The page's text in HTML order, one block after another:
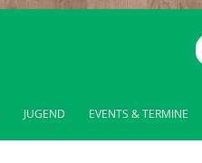
JUGEND EVENTS & TERMINE